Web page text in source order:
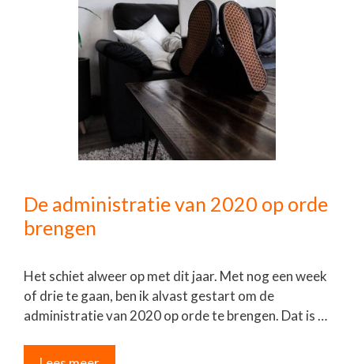
De administratie van 2020 op orde
brengen
Het schiet alweer op met dit jaar. Met nog een week
of drie te gaan, ben ik alvast gestart om de
administratie van 2020 op orde te brengen. Dat is …